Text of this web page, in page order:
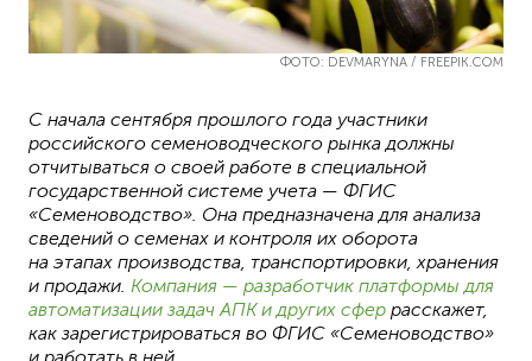
ФОТО: DEVMARYNA / FREEPIK.COM
С начала сентября прошлого года участники
российского семеноводческого рынка должны
отчитываться о своей работе в специальной
государственной системе учета — ФГИС
«Семеноводство». Она предназначена для анализа
сведений о семенах и контроля их оборота
на этапах производства, транспортировки, хранения
и продажи. Компания — разработчик платформы для
автоматизации задач АПК и других сфер расскажет,
как зарегистрироваться во ФГИС «Семеноводство»
и работать в ней.